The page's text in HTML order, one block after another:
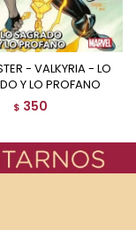
Y LO PROFANO
$ 350